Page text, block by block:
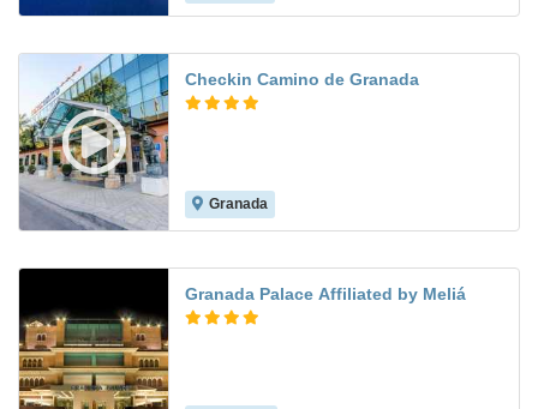
Checkin Camino de Granada
Granada
Granada Palace Affiliated by Meliá